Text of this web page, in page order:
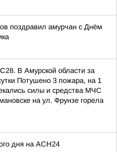
поздравил амурчан с Днём
В Амурской области за
Потушено 3 пожара, на 1
силы и средства МЧС
на ул. Фрунзе горела
дня на АСН24